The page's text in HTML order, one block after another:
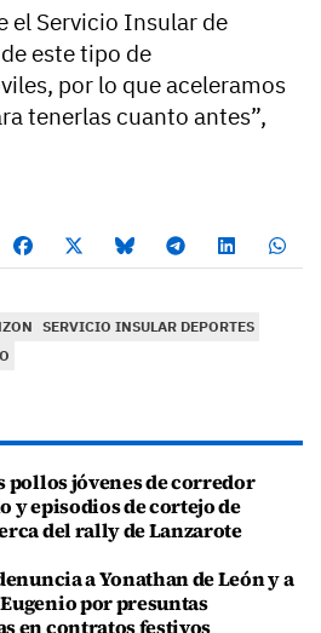
el Servicio Insular de
este tipo de
por lo que aceleramos
tenerlas cuanto antes”,
SERVICIO INSULAR DEPORTES
pollos jóvenes de corredor
y episodios de cortejo de
del rally de Lanzarote
a Yonathan de León y a
por presuntas
en contratos festivos